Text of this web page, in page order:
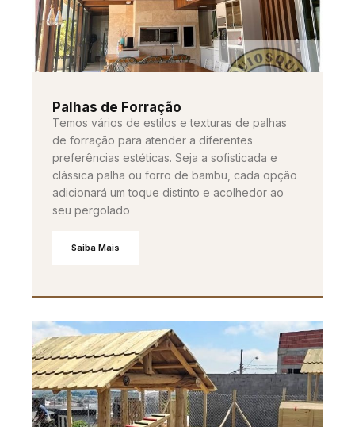
Palhas de Forração
Temos vários de estilos e texturas de palhas
de forração para atender a diferentes
preferências estéticas. Seja a sofisticada e
clássica palha ou forro de bambu, cada opção
adicionará um toque distinto e acolhedor ao
seu pergolado
Saiba Mais